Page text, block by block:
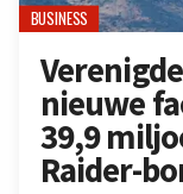
BUSINESS
nieuwe
39,9
Raider-